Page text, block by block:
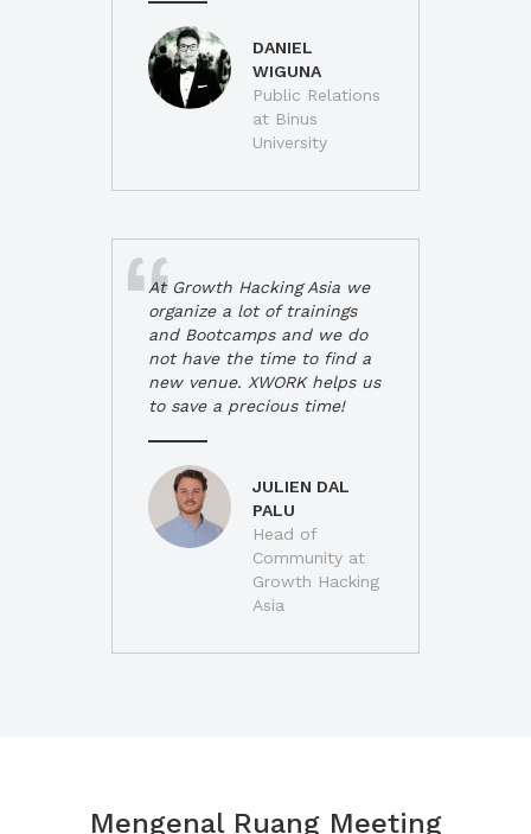
DANIEL
WIGUNA
Public Relations
at Binus
University
At Growth Hacking Asia we
organize a lot of trainings
and Bootcamps and we do
not have the time to find a
new venue. XWORK helps us
to save a precious time!
JULIEN DAL
PALU
Head of
Community at
Growth Hacking
Asia
Mengenal Ruang Meeting